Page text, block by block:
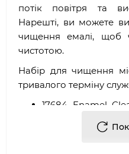
потік повітря та
Нарешті, ви можете
чищення емалі, щоб
чистотою.
Набір для чищення
тривалого терміну
17684 Enamel
захищає зовнішні
17875 Cooking